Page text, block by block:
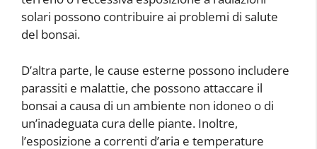
solari possono contribuire ai problemi di salute
del bonsai.
D’altra parte, le cause esterne possono includere
parassiti e malattie, che possono attaccare il
bonsai a causa di un ambiente non idoneo o di
un’inadeguata cura delle piante. Inoltre,
l’esposizione a correnti d’aria e temperature